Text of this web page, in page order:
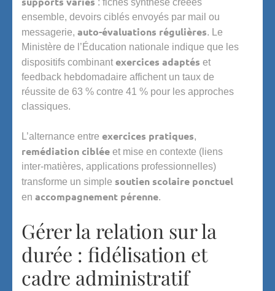
: fiches synthèse créées
ensemble, devoirs ciblés envoyés par mail ou
messagerie, auto-évaluations régulières. Le
Ministère de l’Éducation nationale indique que les
dispositifs combinant exercices adaptés et
feedback hebdomadaire affichent un taux de
réussite de 63 % contre 41 % pour les approches
classiques.
L’alternance entre exercices pratiques,
remédiation ciblée et mise en contexte (liens
inter-matières, applications professionnelles)
transforme un simple soutien scolaire ponctuel
en accompagnement pérenne.
Gérer la relation sur la
durée : fidélisation et
cadre administratif